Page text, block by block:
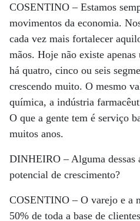
COSENTINO –Estamos
movimentos da economia.
cada vez mais fortalecer
mãos. Hoje não existe
há quatro, cinco ou seis
crescendo muito. O mesmo
química, a indústria
O que a gente tem é serviço
muitos anos.
DINHEIRO –Alguma dessas
potencial de crescimento?
COSENTINO –O varejo e a
50% de toda a base de